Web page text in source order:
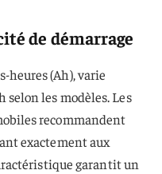
de démarrage
heures (Ah), varie
selon les modèles. Les
recommandent
exactement aux
garantit un